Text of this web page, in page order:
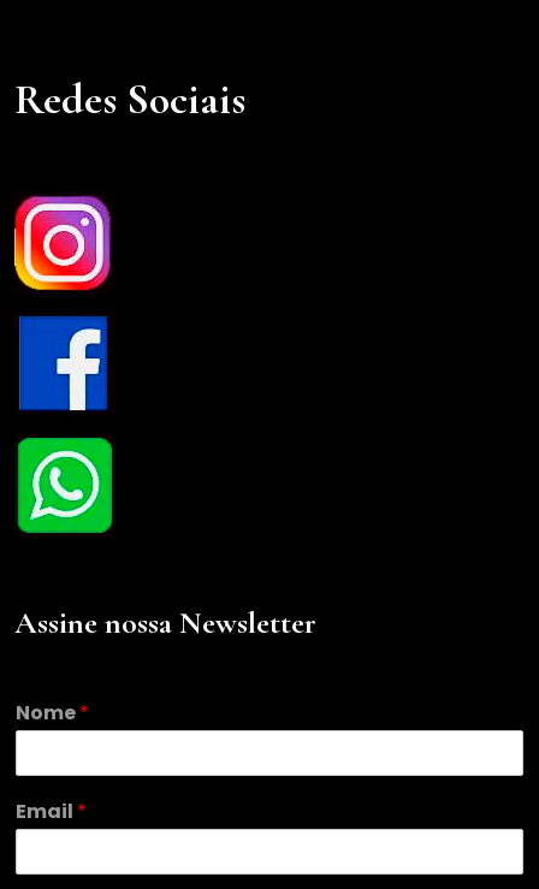
Redes Sociais
Assine nossa Newsletter
Nome*
E
m
i
Email *